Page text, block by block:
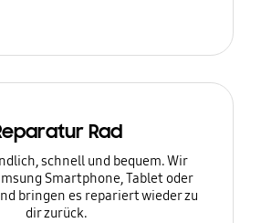
Rad
schnell und bequem. Wir
Smartphone, Tablet oder
bringen es repariert wieder zu
dir zurück.